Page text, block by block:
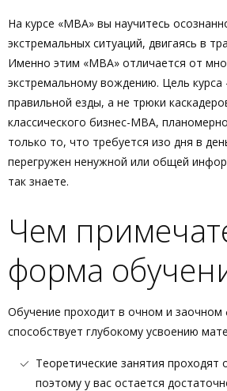
На курсе «MBA» вы научитесь
экстремальных ситуаций, двигаясь в
Именно этим «МВА» отличается от
экстремальному вождению. Цель
правильной езды, а не трюки
классического бизнес-МВА,
только то, что требуется изо дня в
перегружен ненужной или общей
так знаете.
Чем
форма
Обучение проходит в очном и
способствует глубокому усвоению
Теоретические занятия проходят
поэтому у вас остается